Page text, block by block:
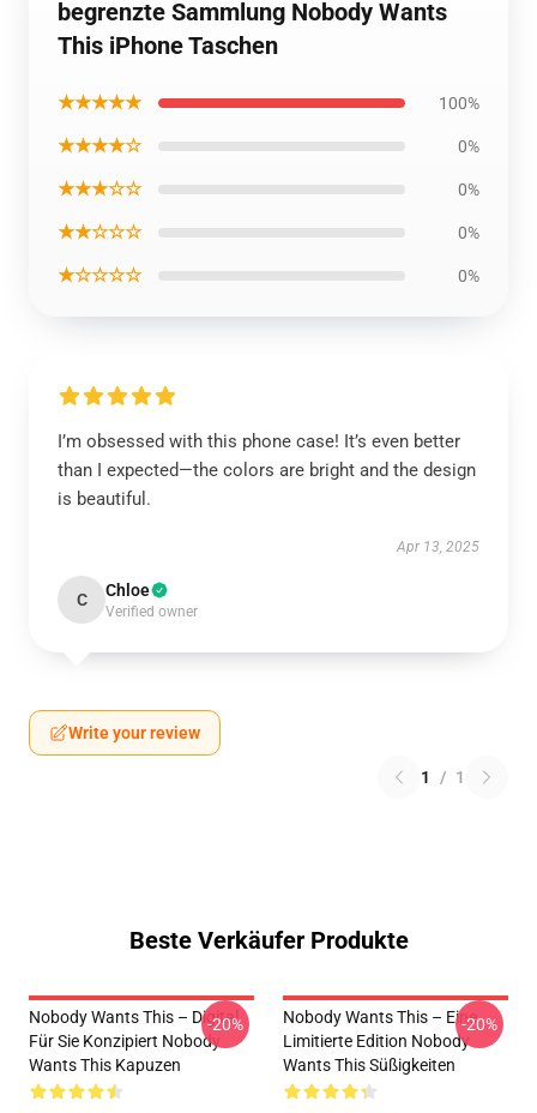
begrenzte Sammlung Nobody Wants
This iPhone Taschen
★★★★★ 100%
★★★★☆ 0%
★★★☆☆ 0%
★★☆☆☆ 0%
★☆☆☆☆ 0%
I’m obsessed with this phone case! It’s even better
than I expected—the colors are bright and the design
is beautiful.
Apr 13, 2025
C Chloe
Verified owner
Write your review
1 / 1
Beste Verkäufer Produkte
Nobody Wants This – Digital
Für Sie Konzipiert Nobody
Wants This Kapuzen
-20%
Nobody Wants This – Eine
Limitierte Edition Nobody
Wants This Süßigkeiten
-20%